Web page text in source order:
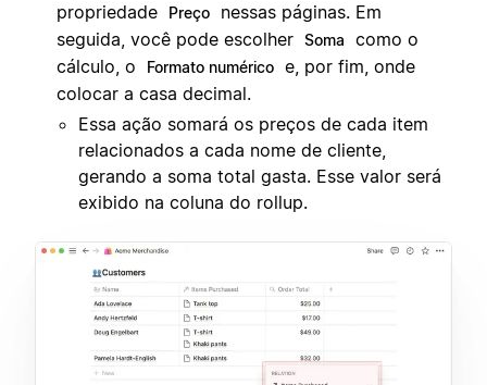
propriedade
Preço
nessas páginas. Em
seguida, você pode escolher Soma
como o
cálculo, o
Formato numérico e, por fim, onde
colocar a casa decimal.
Essa ação somará os preços de cada item
relacionados a cada nome de cliente,
gerando a soma total gasta. Esse valor será
exibido na coluna do rollup.